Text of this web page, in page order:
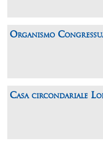
Organismo
Casa circondariale